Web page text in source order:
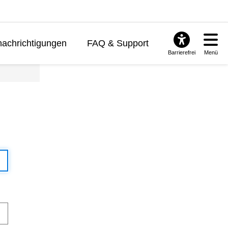
FAQ & Support
Barrierefrei Menü